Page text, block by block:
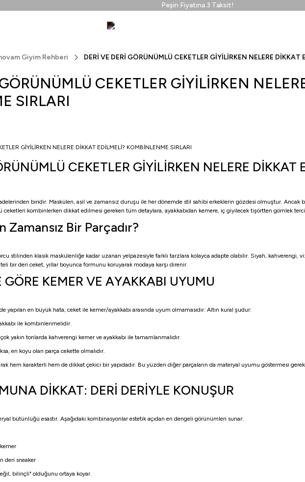
Peşin Fiyatına 3 Taksit!
Giyim Rehberi DERİ VE DERİ GÖRÜNÜMLÜ CEKETLER GİYİLİRKEN NELERE DİKKAT
CEKETLER GİYİLİRKEN
SIRLARI
CEKETLER GİYİLİRKEN NELERE
biridir. Maskülen, asil ve zamansız duruşu ile her dönemde stil sahibi erkeklerin gözdesi olmuştur.
ceketleri kombinlerken dikkat edilmesi gereken tüm detaylara, ayakkabıdan kemere, iç giyilecek tişörtten gömlek
Bir Parçadır?
stilinden klasik maskülenliğe kadar uzanan yelpazesiyle farklı tarzlara kolayca adapte olabilir. Siyah,
bir deri ceket, yıllar boyunca formunu koruyarak modaya karşı direnir.
GÖRE KEMER VE AYAKKABI UYUMU
yapılan en büyük hata; ceket ile kemer/ayakkabı arasında uyum olmamasıdır. Altın kural şudur:
ile kombinlenmelidir.
yakın tonlarda kahverengi kemer ve ayakkabı ile tamamlanmalıdır.
en koyu olan parça cekette olmalıdır.
hem karakterli hem de dikkat çekici bir yapıdadır. Bu yüzden diğer parçaların da materyal uyumu göstermesi
DİKKAT: DERİ DERİYLE KONUŞUR
bütünlüğü esastır. Aşağıdaki kombinasyonlar estetik açıdan en dengeli görünümleri sunar:
deri sneaker
bilinçli" olduğunu ortaya koyar.